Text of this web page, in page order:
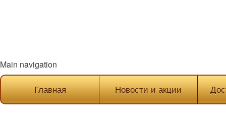
Main navigation
Главная Новости и акции